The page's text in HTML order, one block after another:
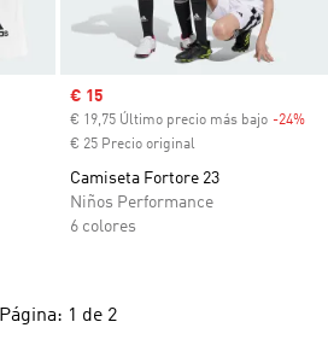
Precio de venta
€ 15
€ 19,75 Último precio más bajo -24%
€ 25 Precio original
Camiseta Fortore 23
Niños Performance
6 colores
Página: 1 de 2